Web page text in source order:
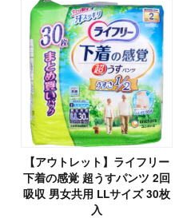
【アウトレット】ライフリー
下着の感覚 超うすパンツ 2回
吸収 男女共用 LLサイズ 30枚
入